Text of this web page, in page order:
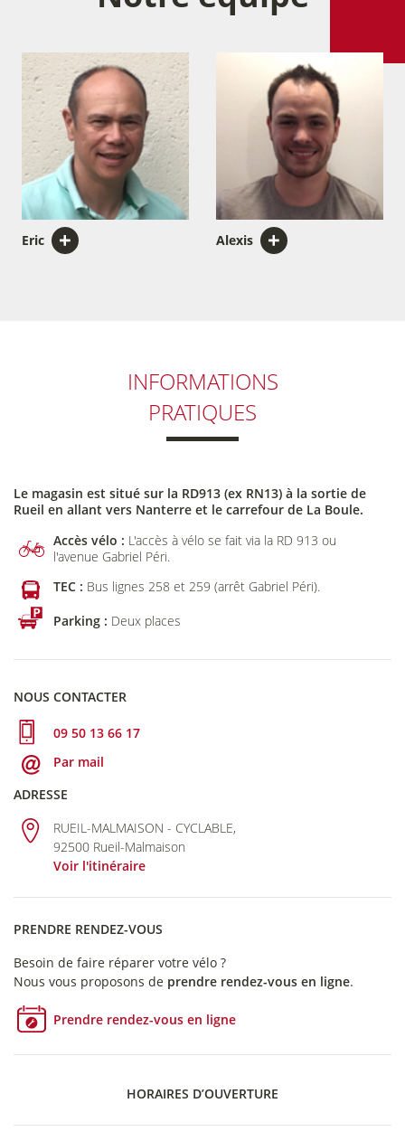
Eric Alexis
INFORMATIONS
PRATIQUES
Le magasin est situé sur la RD913 (ex RN13) à la sortie de
Rueil en allant vers Nanterre et le carrefour de La Boule.
Accès vélo : L'accès à vélo se fait via la RD 913 ou
l'avenue Gabriel Péri.
TEC : Bus lignes 258 et 259 (arrêt Gabriel Péri).
Parking : Deux places
NOUS CONTACTER
09 50 13 66 17
Par mail
ADRESSE
RUEIL-MALMAISON - CYCLABLE,
92500 Rueil-Malmaison
Voir l'itinéraire
PRENDRE RENDEZ-VOUS
Besoin de faire réparer votre vélo ?
Nous vous proposons de prendre rendez-vous en ligne.
Prendre rendez-vous en ligne
HORAIRES D’OUVERTURE